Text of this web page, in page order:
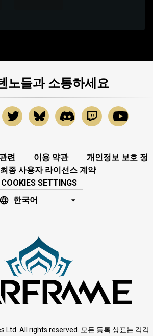
노들과 소통하세요
련 이용 약관
개인정보 보호 정
최종 사용자 라이선스 계약
COOKIES SETTINGS
한국어
Ltd. All rights reserved. 모든 등록 상표는 각각